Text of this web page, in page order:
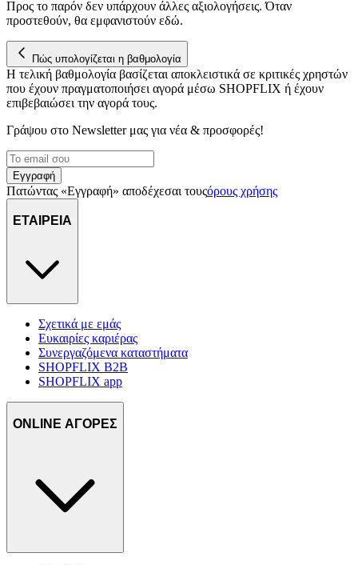
Προς το παρόν δεν υπάρχουν άλλες αξιολογήσεις. Όταν
προστεθούν, θα εμφανιστούν εδώ.
Πώς υπολογίζεται η βαθμολογία
Η τελική βαθμολογία βασίζεται αποκλειστικά σε κριτικές χρηστών
που έχουν πραγματοποιήσει αγορά μέσω SHOPFLIX ή έχουν
επιβεβαιώσει την αγορά τους.
Γράψου στο Νewsletter μας για νέα & προσφορές!
Εγγραφή
Πατώντας «Εγγραφή» αποδέχεσαι τουςόρους χρήσης
ΕΤΑΙΡΕΙΑ
Σχετικά με εμάς
Ευκαιρίες καριέρας
Συνεργαζόμενα καταστήματα
SHOPFLIX B2B
SHOPFLIX app
ONLINE ΑΓΟΡΕΣ